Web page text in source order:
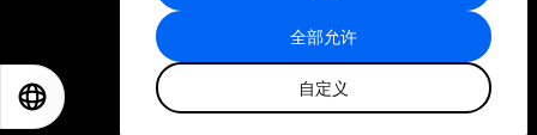
全部允许
自定义
站点地图
世界经济论坛